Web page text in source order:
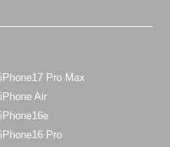
iPhone17 Pro Max
iPhone Air
iPhone16e
iPhone16 Pro